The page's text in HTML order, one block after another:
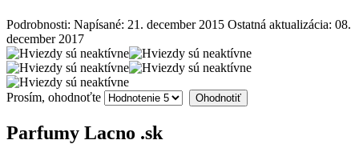
Podrobnosti: Napísané: 21. december 2015 Ostatná aktualizácia: 08.
december 2017
Prosím, ohodnoťte
Parfumy Lacno .sk